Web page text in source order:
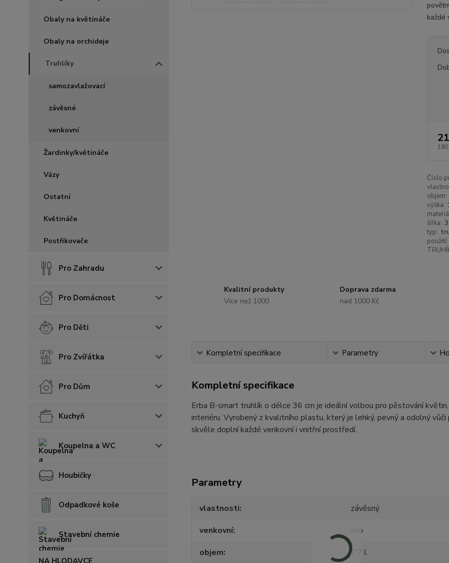
Obaly na květináče
Obaly na orchideje
Truhlíky
samozavlažovací
závěsné
venkovní
Žardinky/květináče
Vázy
Ostatní
Květináče
Postřikovače
Pro Zahradu
Pro Domácnost
Pro Děti
Pro Zvířátka
Pro Dům
Kuchyň
Koupelna a WC
Houbičky
Odpadkové koše
Stavební chemie
NA HLODAVCE
každé
180
Číslo
objem:
výška:
šířka:
typ:
použití:
Kvalitní produkty
Více než 1000
Doprava zdarma
nad 1000 Kč
Kompletní specifikace Parametry
Kompletní specifikace
Erba B-smart truhlík o délce 36 cm je ideální volbou pro pěstování
interiéru. Vyrobený z kvalitního plastu, který je lehký, pevný a odolný
skvěle doplní každé venkovní i vnitřní prostředí.
Parametry
vlastnosti
závěsný
venkovní
ano
objem
7.7 l